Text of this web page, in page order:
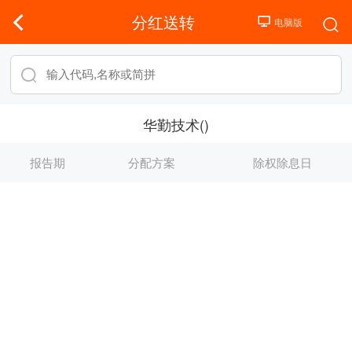
分红送转
华勤技术()
报告期 分配方案 除权除息日